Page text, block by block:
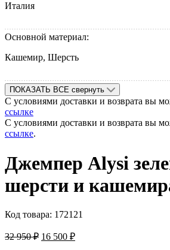
Италия
Основной материал:
Кашемир, Шерсть
ПОКАЗАТЬ ВСЕ свернуть
С условиями доставки и возврата вы
ссылке
С условиями доставки и возврата вы
ссылке.
Джемпер Alysi
шерсти и
Код товара: 172121
32 950₽ 16 500 ₽